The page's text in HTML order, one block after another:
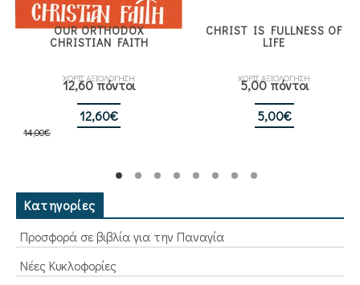
OUR ORTHODOX
CHRISTIAN FAITH
ΧΩΡΙΣ ΑΞΙΟΛΟΓΗΣΗ
12,60 πόντοι
14,00€
Original
14,00€.
12,60€
είναι:
CHRIST IS FULLNESS OF
LIFE
ΧΩΡΙΣ ΑΞΙΟΛΟΓΗΣΗ
5,00 πόντοι
5,00€
Κατηγορίες
Προσφορά σε βιβλία για την Παναγία
Νέες Κυκλοφορίες